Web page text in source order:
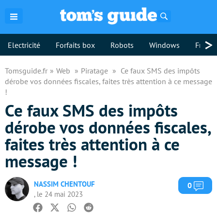
Electricité Forfaits box Robots Windows >
Tomsguide.fr Web Piratage
Ce faux SMS des impôts
dérobe vos données fiscales, faites très attention à ce message
!
Ce faux SMS des impôts
dérobe vos données fiscales,
faites très attention à ce
message !
NASSIM CHENTOUF
, le 24 mai 2023
0
Facebook
TwitterWhatsapp
Reddit